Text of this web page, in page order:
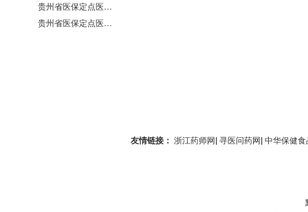
贵州省医保定点医疗机构医保服务情况表（第551分店）
贵州省医保定点医疗机构医保服务情况表（第100分店）
友情链接： 浙江药师网| 寻医问药网| 中华保健食